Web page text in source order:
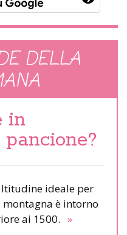
DELLA
in
ideale per
montagna è intorno
ai 1500. »